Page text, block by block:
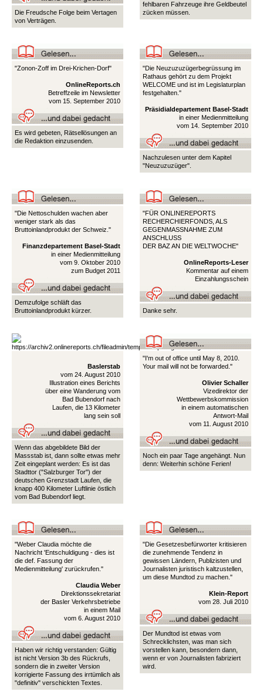
Die Freudsche Folge beim Vertagen
von Verträgen.
fehlbaren Fahrzeuge ihre Geldbeutel
zücken müssen.
"Zonon-Zoff im Drei-Krichen-Dorf"
OnlineReports.ch
Betreffzeile im Newsletter
vom 15. September 2010
Es wird gebeten, Rätsellösungen an
die Redaktion einzusenden.
"Die Neuzuzuzügerbegrüssung im
Rathaus gehört zu dem Projekt
WELCOME und ist im Legislaturplan
festgehalten."
Präsidialdepartement Basel-Stadt
in einer Medienmitteilung
vom 14. September 2010
Nachzulesen unter dem Kapitel
"Neuzuzuzüger".
"Die Nettoschulden wachen aber
weniger stark als das
Bruttoinlandprodukt der Schweiz."
Finanzdepartement Basel-Stadt
in einer Medienmitteilung
vom 9. Oktober 2010
zum Budget 2011
Demzufolge schläft das
Bruttoinlandprodukt kürzer.
"FÜR ONLINEREPORTS
RECHERCHIERFONDS, ALS
GEGENMASSNAHME ZUM
ANSCHLUSS
DER BAZ AN DIE WELTWOCHE"
OnlineReports-Leser
Kommentar auf einem
Einzahlungsschein
Danke sehr.
Baslerstab
vom 24. August 2010
Illustration eines Berichts
über eine Wanderung vom
Bad Bubendorf nach
Laufen, die 13 Kilometer
lang sein soll
Wenn das abgebildete Bild der
Massstab ist, dann sollte etwas mehr
Zeit eingeplant werden: Es ist das
Stadttor ("Salzburger Tor") der
deutschen Grenzstadt Laufen, die
knapp 400 Kilometer Luftlinie östlich
vom Bad Bubendorf liegt.
"I'm out of office until May 8, 2010.
Your mail will not be forwarded."
Olivier Schaller
Vizedirektor der
Wettbewerbskommission
in einem automatischen
Antwort-Mail
vom 11. August 2010
Noch ein paar Tage angehängt. Nun
denn: Weiterhin schöne Ferien!
"Weber Claudia möchte die
Nachricht 'Entschuldigung - dies ist
die def. Fassung der
Medienmitteilung' zurückrufen."
Claudia Weber
Direktionssekretariat
der Basler Verkehrsbetriebe
in einem Mail
vom 6. August 2010
Haben wir richtig verstanden: Gültig
ist nicht Version 3b des Rückrufs,
sondern die in zweiter Version
korrigierte Fassung des irrtümlich als
"definitiv" verschickten Textes.
"Die Gesetzesbefürworter kritisieren
die zunehmende Tendenz in
gewissen Ländern, Publizisten und
Journalisten juristisch kaltzustellen,
um diese Mundtod zu machen."
Klein-Report
vom 28. Juli 2010
Der Mundtod ist etwas vom
Schrecklichsten, was man sich
vorstellen kann, besondern dann,
wenn er von Journalisten fabriziert
wird.